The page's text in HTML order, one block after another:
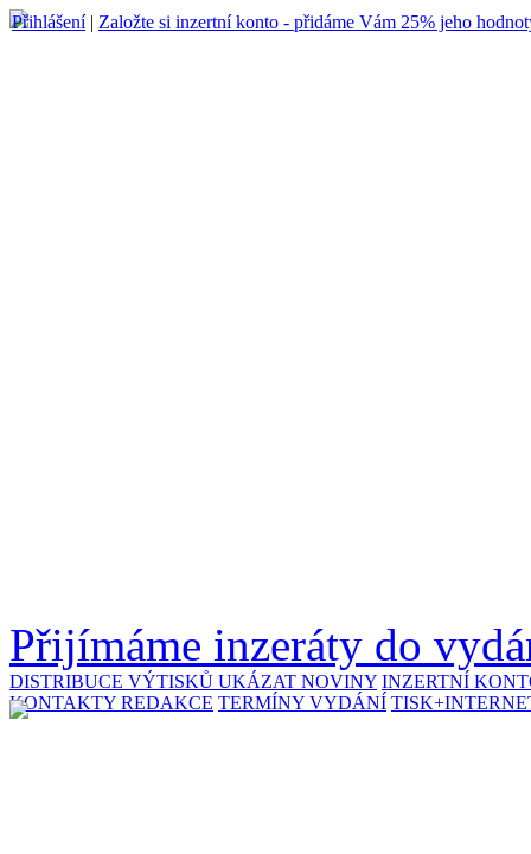
Přihlášení| Založte si inzertní konto - přidáme Vám 25% jeho
Přijímáme inzeráty do
DISTRIBUCE VÝTISKŮ UKÁZAT NOVINY INZERTNÍ
KONTAKTY REDAKCE TERMÍNY VYDÁNÍ